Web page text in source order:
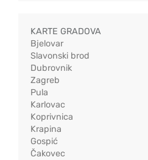
KARTE GRADOVA
Bjelovar
Slavonski brod
Dubrovnik
Zagreb
Pula
Karlovac
Koprivnica
Krapina
Gospić
Čakovec